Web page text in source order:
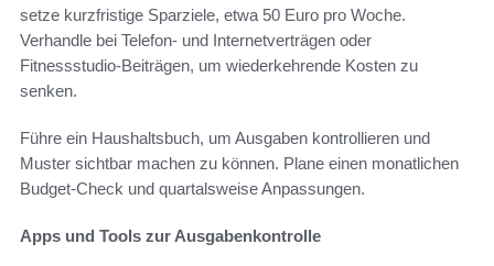
setze kurzfristige Sparziele, etwa 50 Euro pro Woche.
Verhandle bei Telefon- und Internetverträgen oder
Fitnessstudio-Beiträgen, um wiederkehrende Kosten zu
senken.
Führe ein Haushaltsbuch, um Ausgaben kontrollieren und
Muster sichtbar machen zu können. Plane einen monatlichen
Budget-Check und quartalsweise Anpassungen.
Apps und Tools zur Ausgabenkontrolle